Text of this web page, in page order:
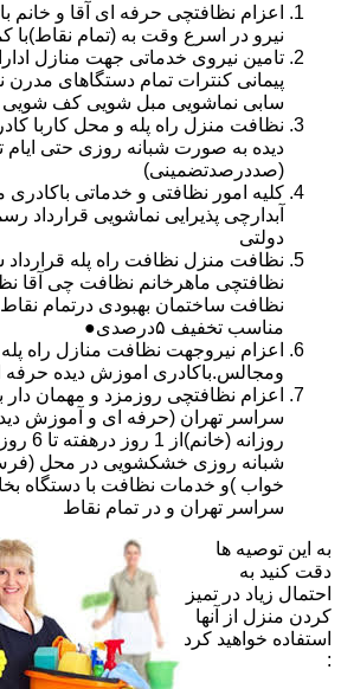
اعزام نظافتچی حرفه ای آقا و خانم
نیرو در اسرع وقت به (تمام نقاط)با
تامین نیروی خدماتی جهت منازل
پیمانی کنترات تمام دستگاهای
سابی نماشویی مبل شویی کف شویی
نظافت منزل راه پله و محل کاربا
دیده به صورت شبانه روزی حتی ایام
(صددرصدتضمینی)
کلیه امور نظافتی و خدماتی
آبدارچی پذیرایی نماشویی
دولتی
نظافت منزل نظافت راه پله
نظافتچی ماهرخانم نظافت چی آقا
نظافت ساختمان بهبودی درتمام
مناسب تخفیف ۵درصدی●
اعزام نیروجهت نظافت منازل راه
ومجالس.باکادری اموزش دیده حرفه
اعزام نظافتچی روزمزد و مهمان دار
سراسر تهران (حرفه ای و آموزش
روزانه
شبانه روزی خشکشویی در محل
خواب )و خدمات نظافت با دستگاه
سراسر تهران و در تمام نقاط
به این توصیه ها
دقت کنید به
احتمال زیاد در تمیز
کردن منزل از آنها
استفاده خواهید کرد
: